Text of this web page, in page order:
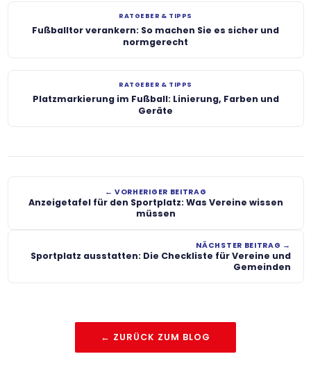
RATGEBER & TIPPS
Fußballtor verankern: So machen Sie es sicher und
normgerecht
RATGEBER & TIPPS
Platzmarkierung im Fußball: Linierung, Farben und
Geräte
← VORHERIGER BEITRAG
Anzeigetafel für den Sportplatz: Was Vereine wissen
müssen
NÄCHSTER BEITRAG →
Sportplatz ausstatten: Die Checkliste für Vereine und
Gemeinden
← ZURÜCK ZUM BLOG